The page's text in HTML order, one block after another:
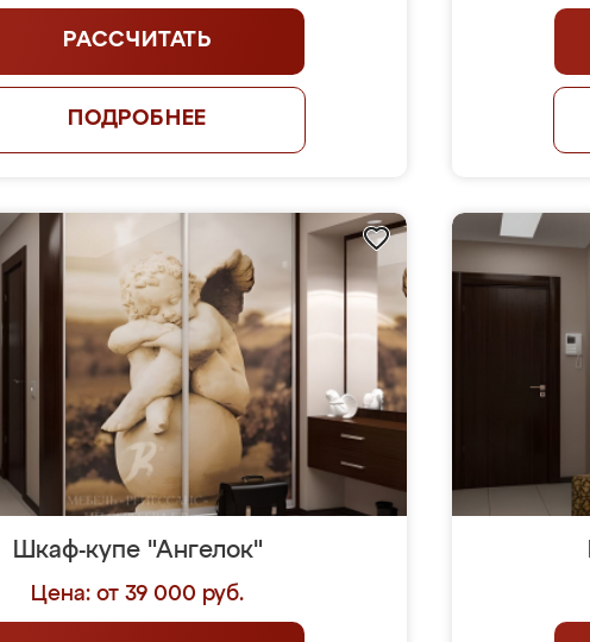
РАССЧИТАТЬ
ПОДРОБНЕЕ
Шкаф-купе "Ангелок"
Цена: от 39 000 руб.